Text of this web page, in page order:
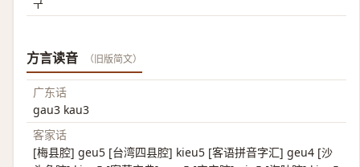
方言读音 （旧版简文）
广东话
gau3 kau3
客家话
[梅县腔] geu5 [台湾四县腔] kieu5 [客语拼音字汇] geu4 [沙